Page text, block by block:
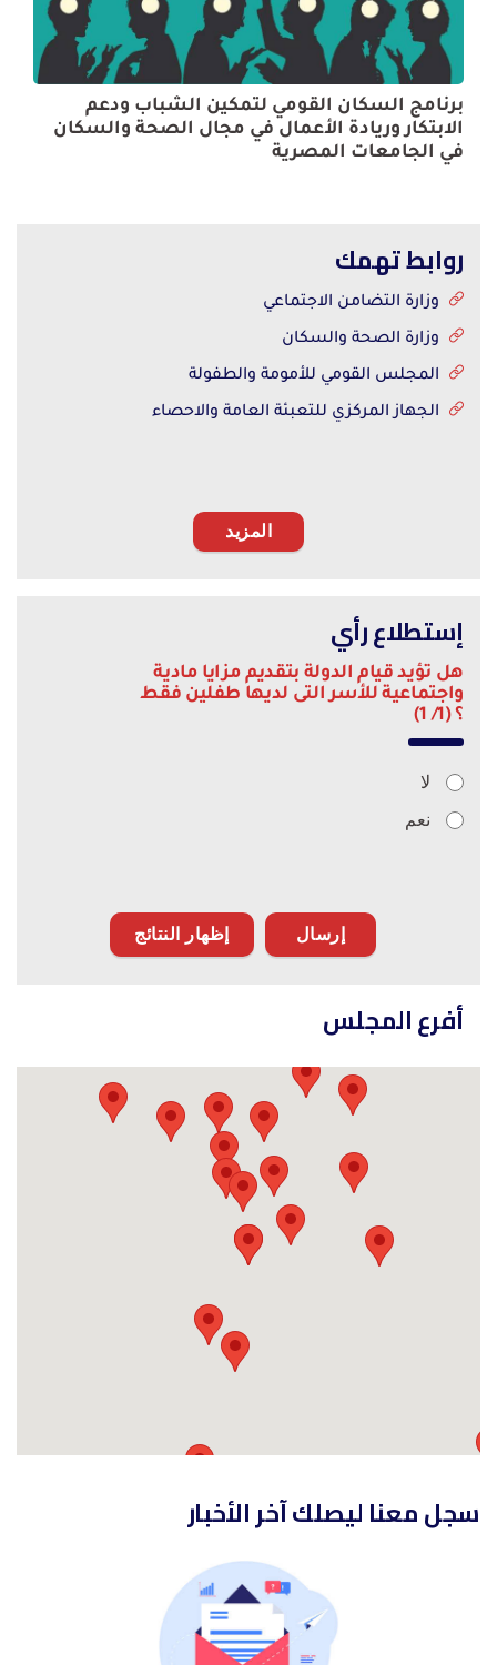
برنامج السكان القومي لتمكين الشباب ودعم
الابتكار وريادة الأعمال في مجال الصحة والسكان
في الجامعات المصرية
روابط تهمك
وزارة التضامن الاجتماعي
وزارة الصحة والسكان
المجلس القومي للأمومة والطفولة
الجهاز المركزي للتعبئة العامة والاحصاء
المزيد
إستطلاع رأي
هل تؤيد قيام الدولة بتقديم مزايا مادية
واجتماعية للأسر التى لديها طفلين فقط
؟ (1/ 1)
لا
نعم
أفرع المجلس
سجل معنا ليصلك آخر الأخبار